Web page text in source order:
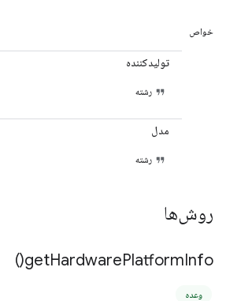
خواص
تولیدکننده
رشته
مدل
رشته
روش‌ها
getHardwarePlatformInfo(
)
وعده